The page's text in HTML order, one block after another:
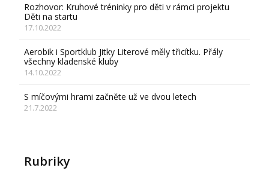
Rozhovor: Kruhové tréninky pro děti v rámci projektu
Děti na startu
17.10.2022
Aerobik i Sportklub Jitky Literové měly třicítku. Přály
všechny kladenské kluby
14.10.2022
S míčovými hrami začněte už ve dvou letech
21.7.2022
Rubriky